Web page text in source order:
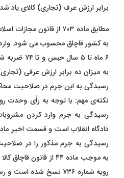
برابر ارزش عرف (تجاری) کالای
مطابق ماده ۷۰۳ از قانون
به کشور قاچاق محسوب می شود.
۶ ماه تا ۵
به میزان ده برابر ارزش عرفی
رسیدگی به این جرم در صلاحیت
رسیدگی به جرم وارد کردن
رسیدگی به جرم مذکور را در
رویه شماره ۷۳۶ نسخ شده است و رسیدگی به